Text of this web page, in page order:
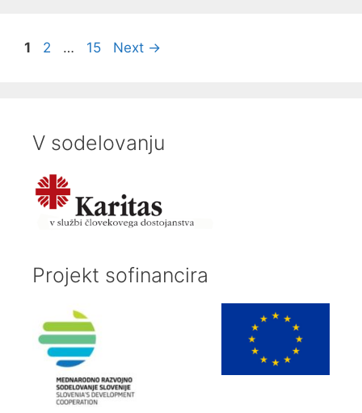
Page
1 Page
2 … Page
15 Next →
V sodelovanju
Projekt sofinancira